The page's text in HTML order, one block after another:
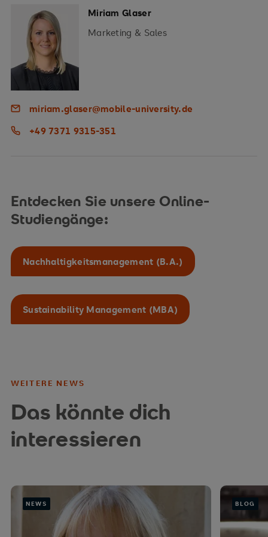
Miriam Glaser
Marketing & Sales
miriam.glaser@mobile-university.de
+49 7371 9315-351
Entdecken Sie unsere Online-
Studiengänge:
Nachhaltigkeitsmanagement (B.A.)
Sustainability Management (MBA)
WEITERE NEWS
Das könnte dich
interessieren
NEWS BLOG